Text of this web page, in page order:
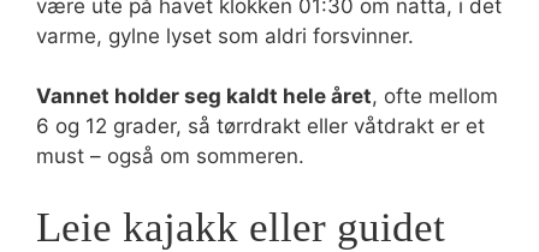
være ute på havet klokken 01:30 om natta, i det
varme, gylne lyset som aldri forsvinner.
Vannet holder seg kaldt hele året, ofte mellom
6 og 12 grader, så tørrdrakt eller våtdrakt er et
must – også om sommeren.
Leie kajakk eller guidet